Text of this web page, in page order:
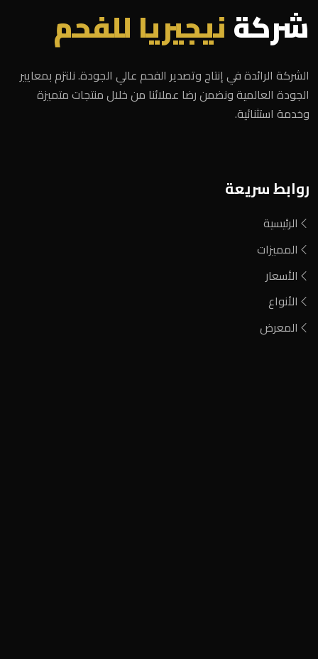
شركةنيجيريا للفحم
الشركة الرائدة في إنتاج وتصدير الفحم عالي الجودة. نلتزم بمعايير
الجودة العالمية ونضمن رضا عملائنا من خلال منتجات متميزة
وخدمة استثنائية.
روابط سريعة
الرئيسية
المميزات
الأسعار
الأنواع
المعرض